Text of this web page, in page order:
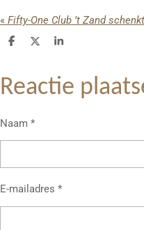
« Fifty-One Club ’t Zand
D
e
n
D
S
r
e
Reactie
Naam *
E-mailadres *